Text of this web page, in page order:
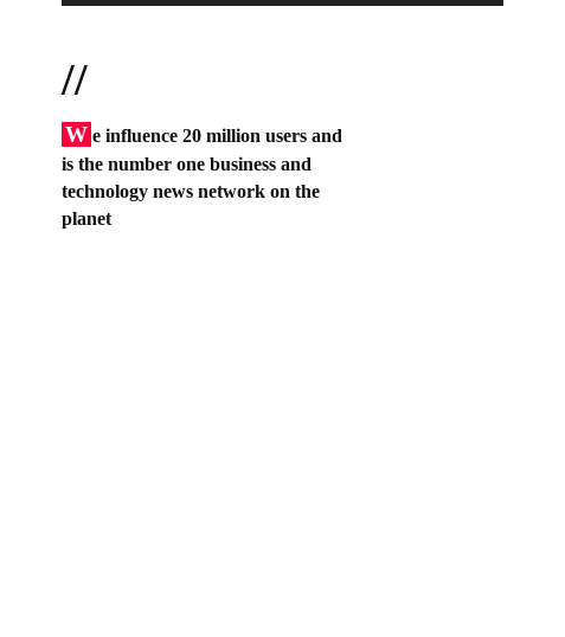
//
W e influence 20 million users and
is the number one business and
technology news network on the
planet